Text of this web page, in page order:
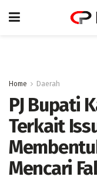
Home Daerah
PJ Bupati
Terkait
Mencari